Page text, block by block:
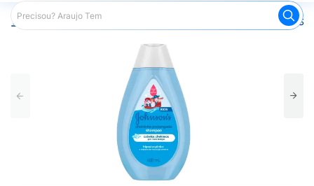
Araujo Infantil Shampoo Infantil